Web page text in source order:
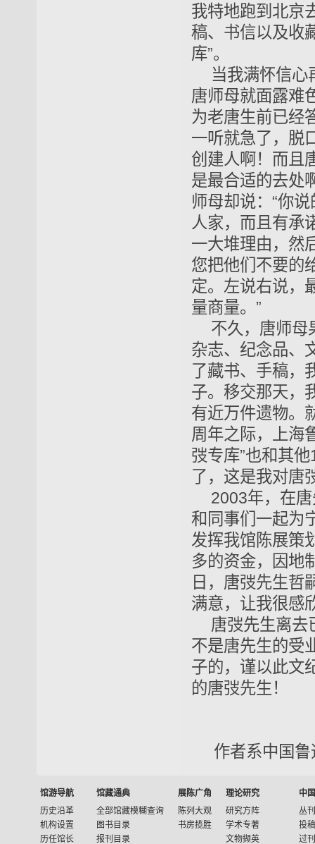
我特地跑到北京
稿、书信以及收
库”。
当我满怀信心
唐师母就面露难
为老唐生前已经
一听就急了，脱
创建人啊！而且
是最合适的去处
师母却说：“你
人家，而且有承
一大堆理由，然
您把他们不要的
定。左说右说，
量商量。”
不久，唐师母
杂志、纪念品、
了藏书、手稿，
子。移交那天，
有近万件遗物。
周年之际，上海
弢专库”也和其
了，这是我对唐
2003年，在
和同事们一起为
发挥我馆陈展策
多的资金，因地
日，唐弢先生哲
满意，让我很感
唐弢先生离去
不是唐先生的受
子的，谨以此文
的唐弢先生！
作者系中国
馆游导航
历史沿革
机构设置
历任馆长
馆藏通典
全部馆藏模糊查询
图书目录
报刊目录
展陈广角
陈列大观
书房揽胜
理论研究
研究方阵
学术专著
文物撷英
中
丛
投
过